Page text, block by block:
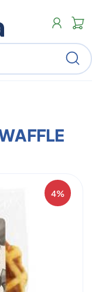
4%